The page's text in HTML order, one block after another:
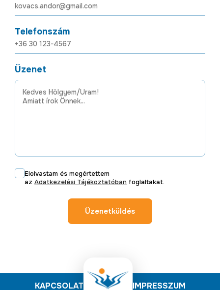
Telefonszám
Üzenet
Elolvastam és megértettem
az Adatkezelési Tájékoztatóban foglaltakat.
Üzenetküldés
KAPCSOLAT IMPRESSZUM